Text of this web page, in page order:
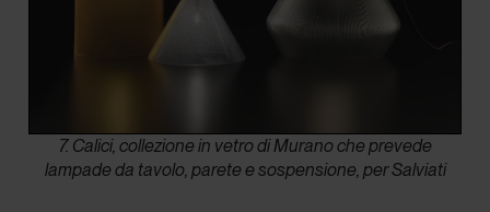
7. Calici, collezione in vetro di Murano che prevede
lampade da tavolo, parete e sospensione, per Salviati